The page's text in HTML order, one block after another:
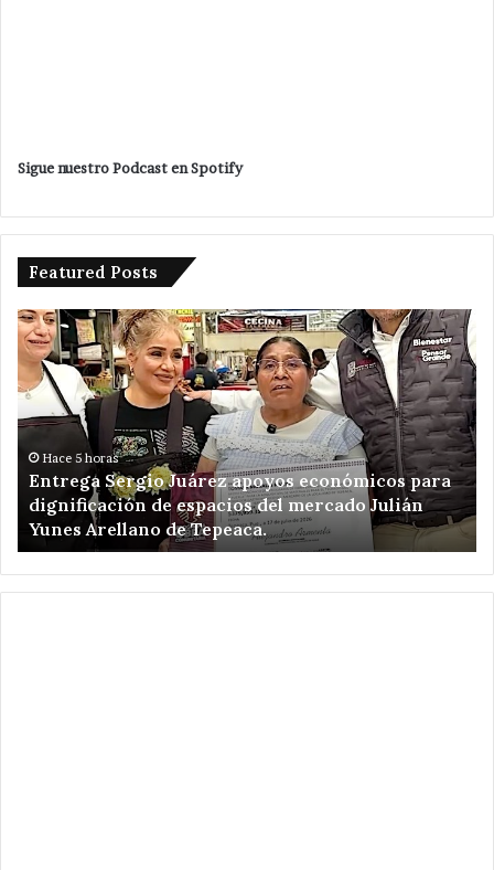
Sigue nuestro Podcast en Spotify
Featured Posts
Entrega
Sergio
Juárez
apoyos
económicos
para
dignificación
de
espacios
del
mercado
Julián
Yunes
Hace 5 horas
Entrega Sergio Juárez apoyos económicos para
dignificación de espacios del mercado Julián
Yunes Arellano de Tepeaca.
un
de
en